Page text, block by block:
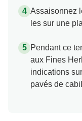
Assaisonnez
les sur une
Pendant ce
aux Fines
indications
pavés de